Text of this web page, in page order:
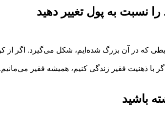
نسبت به پول تغییر دهید
که در آن بزرگ شده‌ایم، شکل می‌گیرد. اگر از
ذهنیت فقیر زندگی کنیم، همیشه فقیر می‌مانیم.
باشید